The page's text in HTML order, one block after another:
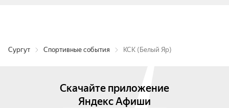
Сургут Спортивные события КСК (Белый Яр)
Скачайте приложение
Яндекс Афиши